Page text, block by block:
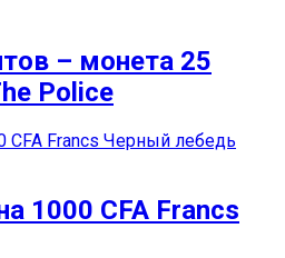
– монета 25
Police
1000 CFA Francs